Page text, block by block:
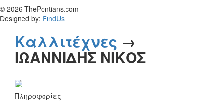
© 2026 ThePontians.com
Designed by: FindUs
Καλλιτέχνες →
ΙΩΑΝΝΙΔΗΣ ΝΙΚΟΣ
Πληροφορίες